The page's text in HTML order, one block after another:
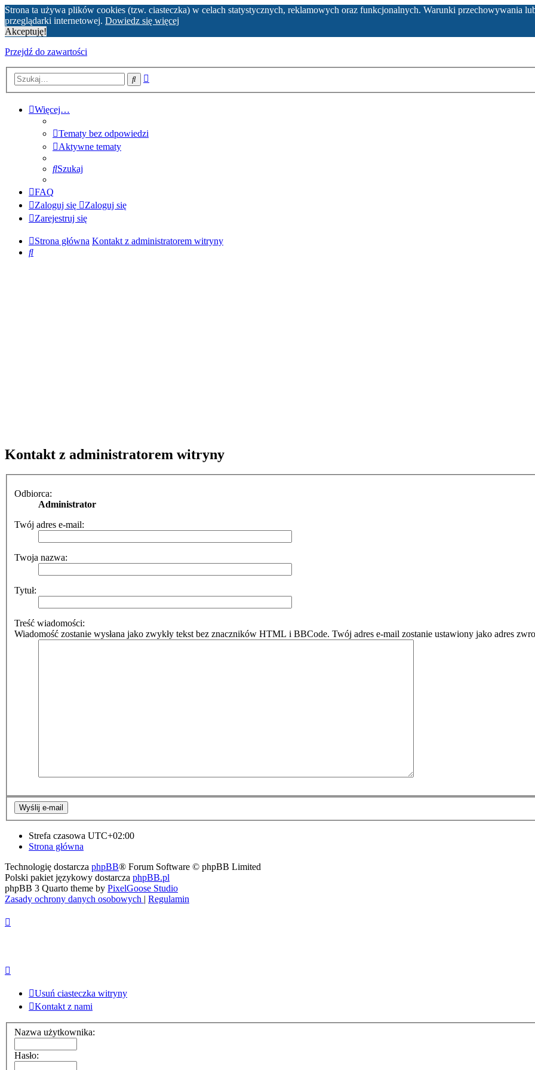
Strona ta używa plików cookies (tzw. ciasteczka) w celach statystycznych, reklamowych oraz funkcjonalnych. Warunki przechowywania
przeglądarki internetowej. Dowiedz się więcej
Akceptuję!
Przejdź do zawartości
Szukaj
Więcej…
Tematy bez odpowiedzi
Aktywne tematy
Szukaj
FAQ
Zaloguj się
Zaloguj się
Zarejestruj się
Strona główna Kontakt z administratorem witryny
Szukaj
Kontakt z administratorem witryny
Odbiorca:
Administrator
Twój adres e-mail:
Twoja nazwa:
Tytuł:
Treść wiadomości:
Wiadomość zostanie wysłana jako zwykły tekst bez znaczników HTML i BBCode. Twój adres e-mail zostanie ustawiony jako adres
Strefa czasowa UTC+02:00
Strona główna
Technologię dostarcza phpBB® Forum Software © phpBB Limited
Polski pakiet językowy dostarcza phpBB.pl
phpBB 3 Quarto theme by PixelGoose Studio
Zasady ochrony danych osobowych | Regulamin
Usuń ciasteczka witryny
Kontakt z nami
Nazwa użytkownika:
Hasło: